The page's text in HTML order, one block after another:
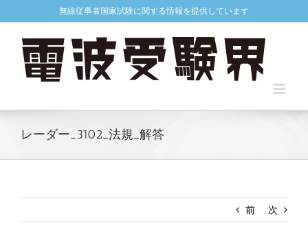
to
無線従事者国家試験に関する情報を提供しています
レーダー_3102_法規_解答
前 次